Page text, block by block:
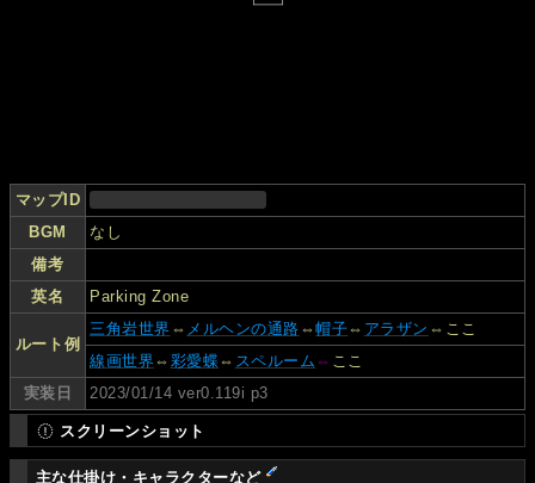
マップID
BGM
なし
備考
英名
Parking Zone
ルート例
三角岩世界 ⇔ メルヘンの通路 ⇔帽子 ⇔ アラザン ⇔ここ
線画世界 ⇔ 彩愛蝶 ⇔ スペルーム ⇔ ここ
実装日
2023/01/14 ver0.119i p3
スクリーンショット
主な仕掛け・キャラクターなど